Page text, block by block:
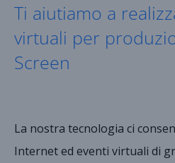
Ti aiutiamo a
virtuali per
Screen
La nostra tecnologia ci
Internet ed eventi virtuali di